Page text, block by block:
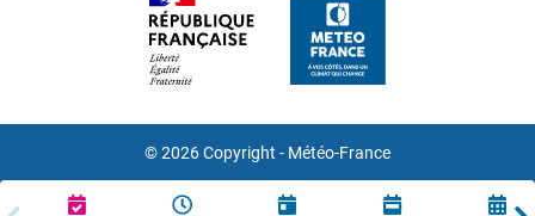
© 2026 Copyright - Météo-France